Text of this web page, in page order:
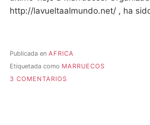
http://lavueltaalmundo.net/ , ha
Publicada en AFRICA
Etiquetada como MARRUECOS
3 COMENTARIOS